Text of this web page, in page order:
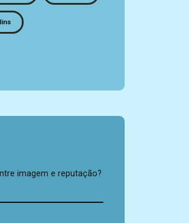
imagem e reputação?